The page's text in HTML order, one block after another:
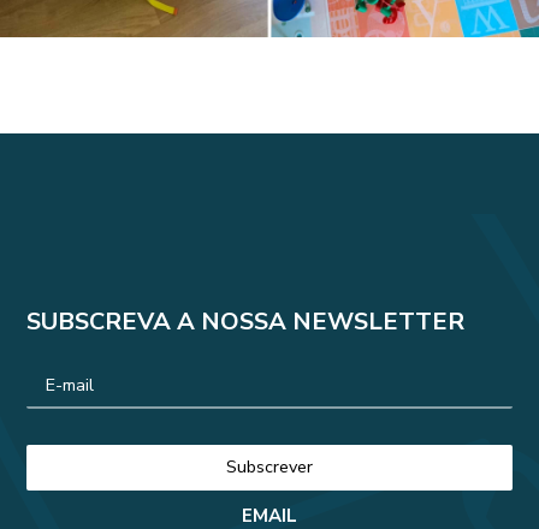
SUBSCREVA A NOSSA NEWSLETTER
EMAIL